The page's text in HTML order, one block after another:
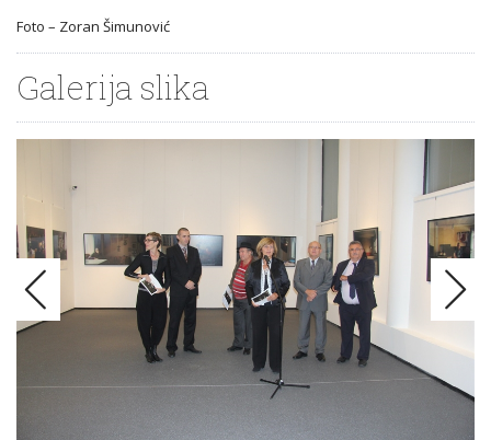
Foto – Zoran Šimunović
Galerija slika